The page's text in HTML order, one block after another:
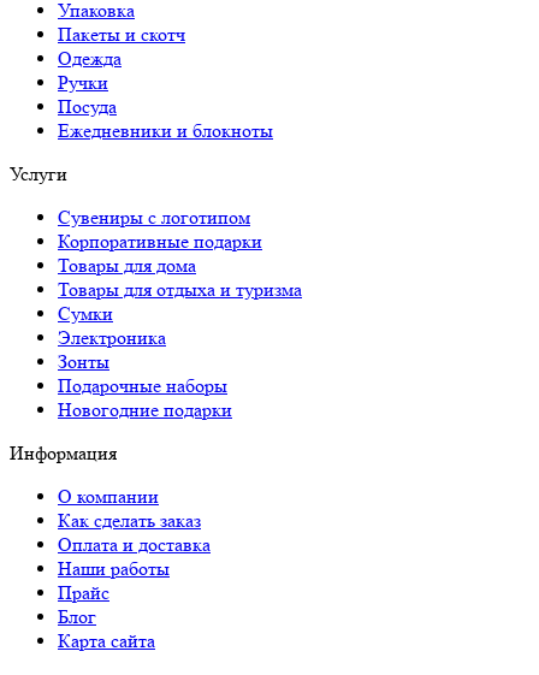
Упаковка
Пакеты и скотч
Одежда
Ручки
Посуда
Ежедневники и блокноты
Услуги
Сувениры с логотипом
Корпоративные подарки
Товары для дома
Товары для отдыха и туризма
Сумки
Электроника
Зонты
Подарочные наборы
Новогодние подарки
Информация
О компании
Как сделать заказ
Оплата и доставка
Наши работы
Прайс
Блог
Карта сайта